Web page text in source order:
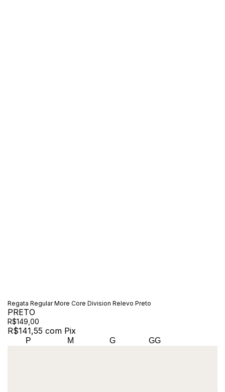
Regata Regular More Core Division Relevo Preto
PRETO
R$149,00
R$141,55 com Pix
P M G GG